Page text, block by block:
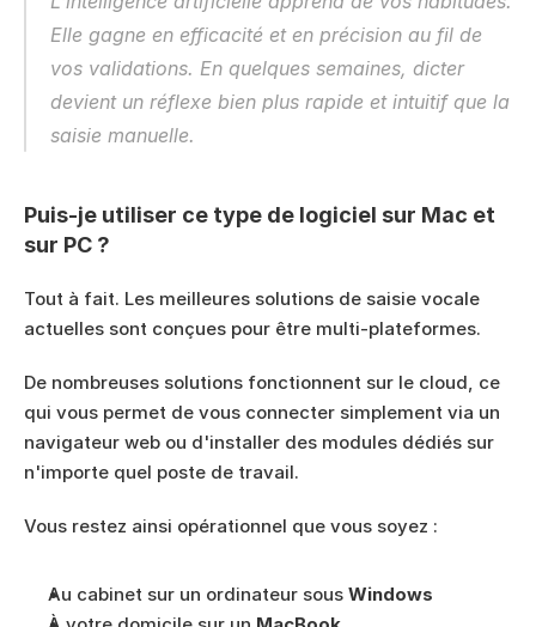
Elle gagne en efficacité et en précision au fil de
vos validations. En quelques semaines, dicter
devient un réflexe bien plus rapide et intuitif que la
saisie manuelle.
Puis-je utiliser ce type de logiciel sur Mac et
sur PC ?
Tout à fait. Les meilleures solutions de saisie vocale
actuelles sont conçues pour être multi-plateformes.
De nombreuses solutions fonctionnent sur le cloud, ce
qui vous permet de vous connecter simplement via un
navigateur web ou d'installer des modules dédiés sur
n'importe quel poste de travail.
Vous restez ainsi opérationnel que vous soyez :
Au cabinet sur un ordinateur sous Windows